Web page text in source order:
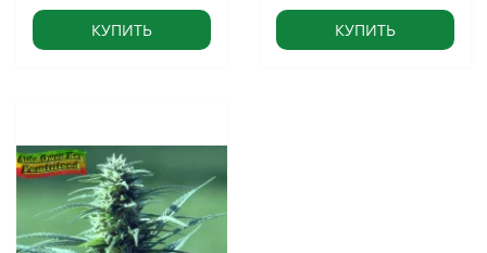
КУПИТЬ КУПИТЬ